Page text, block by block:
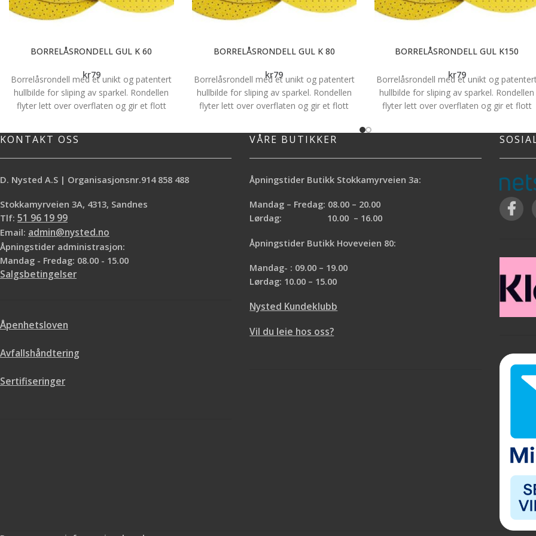
BORRELÅSRONDELL GUL K 60
kr79
Borrelåsrondell med et unikt og patentert
hullbilde for sliping av sparkel. Rondellen
flyter lett over overflaten og gir et flott
7, Flex WST 700 VV og Flex WS 702 VEA.
Pris for 1 stk.
BORRELÅSRONDELL GUL K 80
kr79
Borrelåsrondell med et unikt og patentert
hullbilde for sliping av sparkel. Rondellen
flyter lett over overflaten og gir et flott
7, Flex WST 700 VV og Flex WS 702 VEA.
Pris for 1 stk.
BORRELÅSRONDELL GUL K150
kr79
Borrelåsrondell med et unikt og
hullbilde for sliping av sparkel. Rondellen
flyter lett over overflaten og gir et flott
7, Flex WST 700 VV og Flex WS 702 VEA.
KONTAKT OSS
D. Nysted A.S | Organisasjonsnr.914 858 488
Stokkamyrveien 3A, 4313, Sandnes
Tlf: 51 96 19 99
Email: admin@nysted.no
Åpningstider administrasjon:
Mandag - Fredag: 08.00 - 15.00
Salgsbetingelser
Åpenhetsloven
Avfallshåndtering
Sertifiseringer
VÅRE BUTIKKER
Åpningstider Butikk Stokkamyrveien 3a:
Mandag – Fredag: 08.00 – 20.00
Lørdag: 10.00 – 16.00
Åpningstider Butikk Hoveveien 80:
Mandag- : 09.00 – 19.00
Lørdag: 10.00 – 15.00
Nysted Kundeklubb
Vil du leie hos oss?